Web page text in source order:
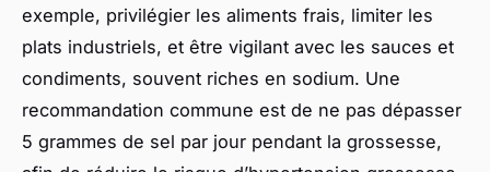
exemple, privilégier les aliments frais, limiter les
plats industriels, et être vigilant avec les sauces et
condiments, souvent riches en sodium. Une
recommandation commune est de ne pas dépasser
5 grammes de sel par jour pendant la grossesse,